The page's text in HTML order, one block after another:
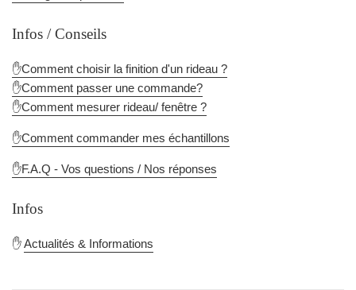
Infos / Conseils
✋Comment choisir la finition d'un rideau ?
✋Comment passer une commande?
✋Comment mesurer rideau/ fenêtre ?
✋Comment commander mes échantillons
✋F.A.Q - Vos questions / Nos réponses
Infos
✋Actualités & Informations